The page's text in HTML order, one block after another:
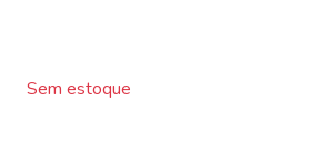
Sem estoque